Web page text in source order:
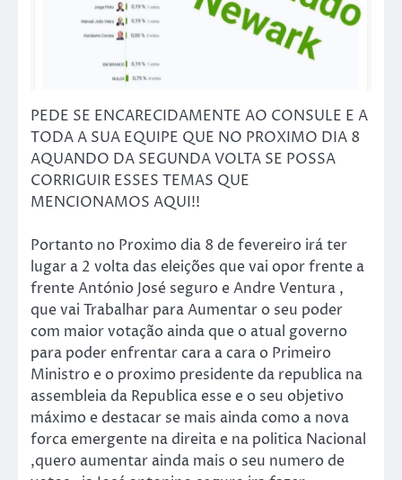
PEDE SE ENCARECIDAMENTE AO CONSULE E A
TODA A SUA EQUIPE QUE NO PROXIMO DIA 8
AQUANDO DA SEGUNDA VOLTA SE POSSA
CORRIGUIR ESSES TEMAS QUE
MENCIONAMOS AQUI!!
Portanto no Proximo dia 8 de fevereiro irá ter
lugar a 2 volta das eleições que vai opor frente a
frente António José seguro e Andre Ventura ,
que vai Trabalhar para Aumentar o seu poder
com maior votação ainda que o atual governo
para poder enfrentar cara a cara o Primeiro
Ministro e o proximo presidente da republica na
assembleia da Republica esse e o seu objetivo
máximo e destacar se mais ainda como a nova
forca emergente na direita e na politica Nacional
,quero aumentar ainda mais o seu numero de